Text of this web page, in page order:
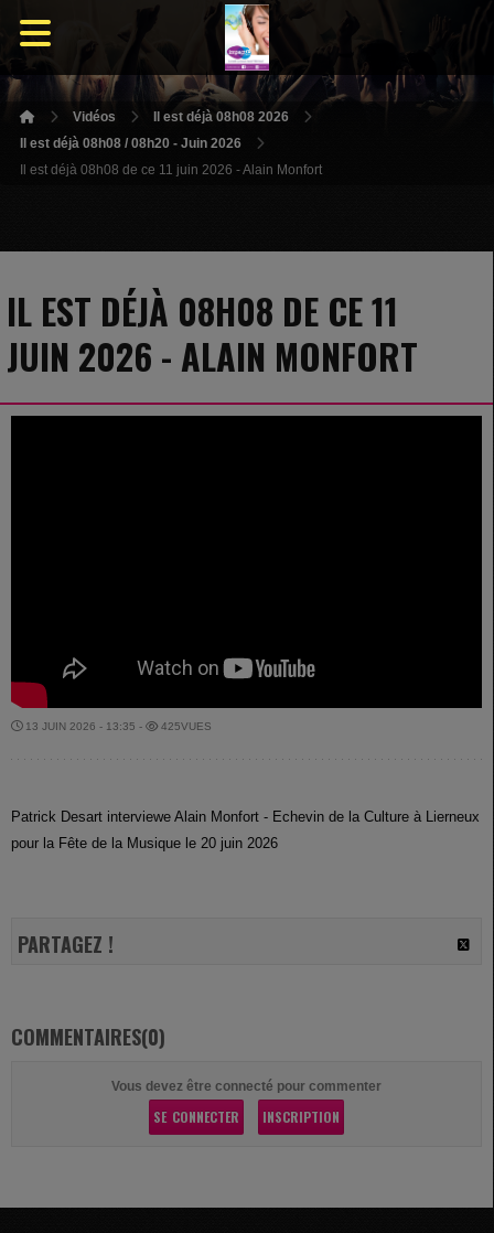
Vidéos
Il est déjà 08h08 2026
Il est déjà 08h08 / 08h20 - Juin 2026
Il est déjà 08h08 de ce 11 juin 2026 - Alain Monfort
IL EST DÉJÀ 08H08 DE CE 11
JUIN 2026 - ALAIN MONFORT
13 JUIN 2026 - 13:35 - 425VUES
Patrick Desart interviewe Alain Monfort - Echevin de la Culture à Lierneux
pour la Fête de la Musique le 20 juin 2026
PARTAGEZ !
COMMENTAIRES(0)
Vous devez être connecté pour commenter
SE CONNECTER INSCRIPTION